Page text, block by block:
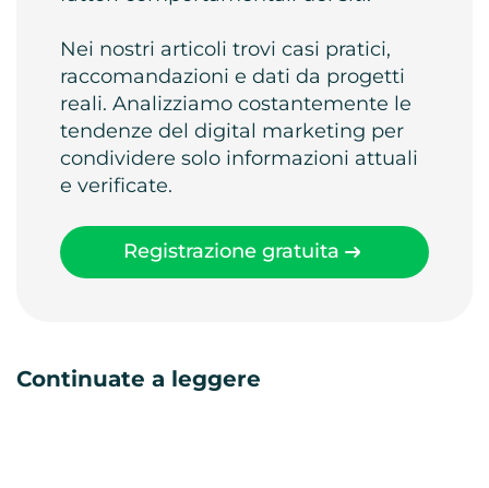
Nei nostri articoli trovi casi pratici,
raccomandazioni e dati da progetti
reali. Analizziamo costantemente le
tendenze del digital marketing per
condividere solo informazioni attuali
e verificate.
Registrazione gratuita
Continuate a leggere